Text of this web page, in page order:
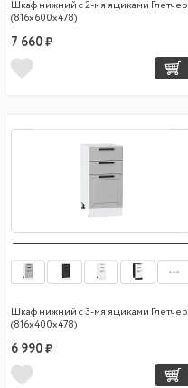
Шкаф нижний с 2-мя ящиками Глетчер
(816х600х478)
7 660 ₽
Шкаф нижний с 3-мя ящиками Глетчер
(816х400х478)
6 990 ₽